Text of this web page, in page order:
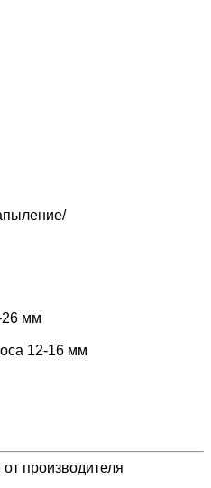
26 мм
12-16 мм
производителя